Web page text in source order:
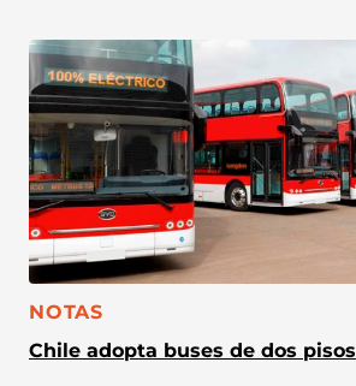
CATEGORÍA:
NOTAS
Chile adopta buses de dos pisos